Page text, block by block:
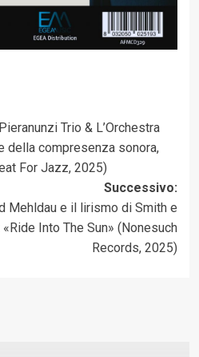
Trio & L’Orchestra
della compresenza sonora,
For Jazz, 2025)
Successivo:
Mehldau e il lirismo di Smith e
Into The Sun» (Nonesuch
Records, 2025)